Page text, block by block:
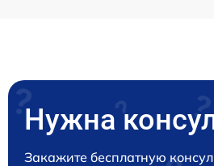
Нужна
Закажите бесплатную